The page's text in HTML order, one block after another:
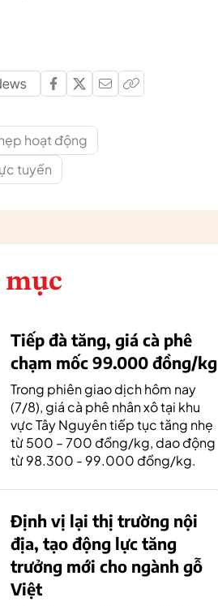
hoạt động
tuyến
mục
Tiếp đà tăng, giá cà phê
chạm mốc 99.000 đồng/kg
Trong phiên giao dịch hôm nay
(7/8), giá cà phê nhân xô tại khu
vực Tây Nguyên tiếp tục tăng nhẹ
từ 500 – 700 đồng/kg, dao động
từ 98.300 - 99.000 đồng/kg.
Định vị lại thị trường nội
địa, tạo động lực tăng
trưởng mới cho ngành gỗ
Việt